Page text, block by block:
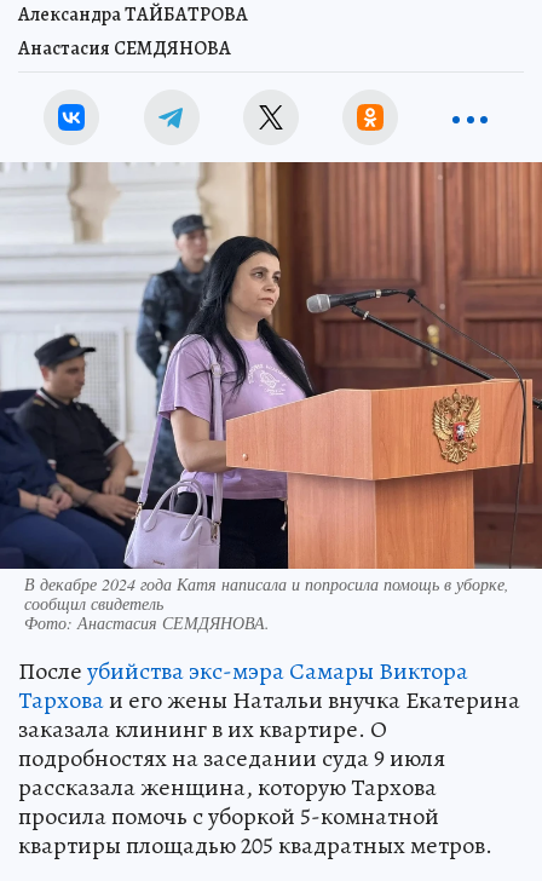
Александра ТАЙБАТРОВА
Анастасия СЕМДЯНОВА
В декабре 2024 года Катя написала и попросила помощь в уборке,
сообщил свидетель
Фото:Анастасия СЕМДЯНОВА.
Послеубийства экс-мэра Самары Виктора
Тарховаи его жены Натальи внучка Екатерина
заказала клининг в их квартире. О
подробностях на заседании суда 9 июля
рассказала женщина, которую Тархова
просила помочь с уборкой 5-комнатной
квартиры площадью 205 квадратных метров.